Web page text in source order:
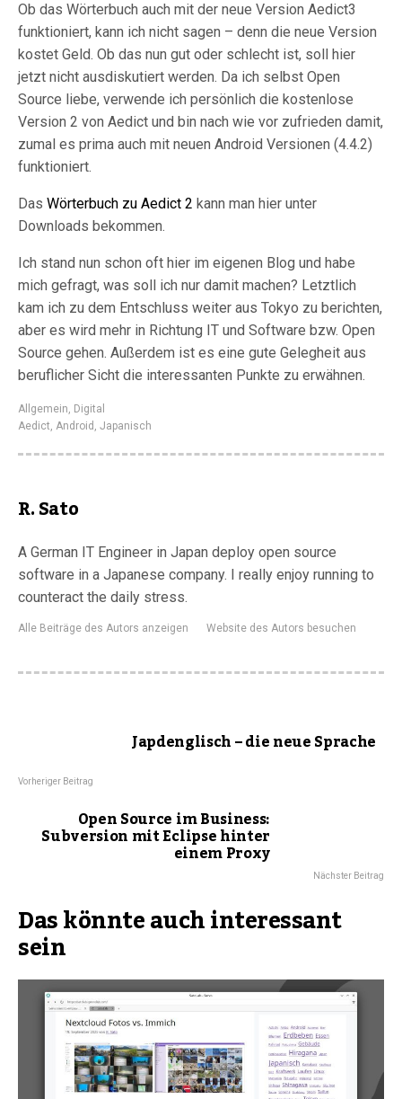
Ob das Wörterbuch auch mit der neue Version Aedict3
funktioniert, kann ich nicht sagen – denn die neue Version
kostet Geld. Ob das nun gut oder schlecht ist, soll hier
jetzt nicht ausdiskutiert werden. Da ich selbst Open
Source liebe, verwende ich persönlich die kostenlose
Version 2 von Aedict und bin nach wie vor zufrieden damit,
zumal es prima auch mit neuen Android Versionen (4.4.2)
funktioniert.
Das Wörterbuch zu Aedict 2 kann man hier unter
Downloads bekommen.
Ich stand nun schon oft hier im eigenen Blog und habe
mich gefragt, was soll ich nur damit machen? Letztlich
kam ich zu dem Entschluss weiter aus Tokyo zu berichten,
aber es wird mehr in Richtung IT und Software bzw. Open
Source gehen. Außerdem ist es eine gute Gelegheit aus
beruflicher Sicht die interessanten Punkte zu erwähnen.
Allgemein, Digital
Aedict, Android , Japanisch
R. Sato
A German IT Engineer in Japan deploy open source
software in a Japanese company. I really enjoy running to
counteract the daily stress.
Alle Beiträge des Autors anzeigen Website des Autors besuchen
Japdenglisch – die neue Sprache
Vorheriger Beitrag
Open Source im Business:
Subversion mit Eclipse hinter
einem Proxy
Nächster Beitrag
Das könnte auch interessant
sein